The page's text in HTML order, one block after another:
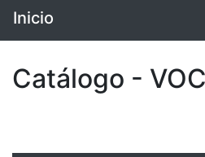
Inicio
Catálogo -